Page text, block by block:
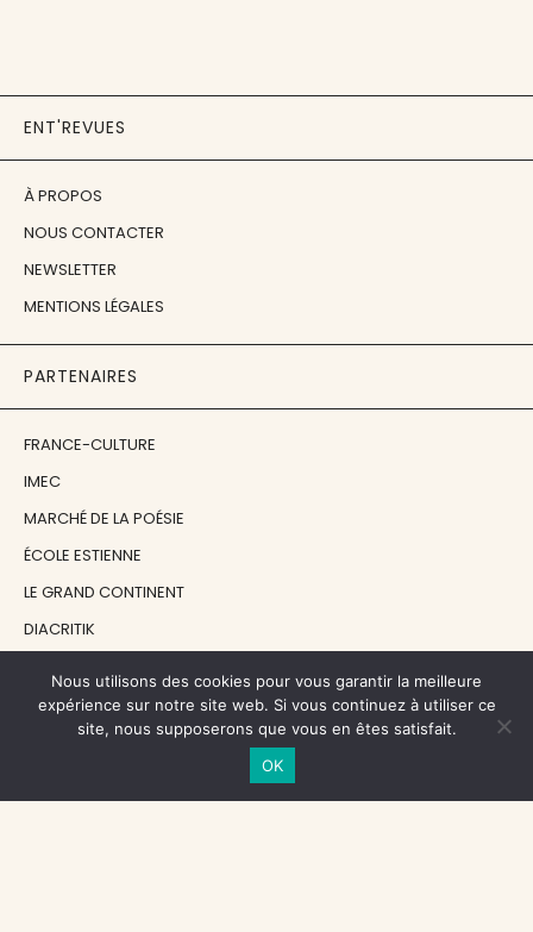
ENT'REVUES
À PROPOS
NOUS CONTACTER
NEWSLETTER
MENTIONS LÉGALES
PARTENAIRES
FRANCE-CULTURE
IMEC
MARCHÉ DE LA POÉSIE
ÉCOLE ESTIENNE
LE GRAND CONTINENT
DIACRITIK
NOS SOUTIENS
CENTRE NATIONAL DU LIVRE
Nous utilisons des cookies pour vous garantir la meilleure
expérience sur notre site web. Si vous continuez à utiliser ce
site, nous supposerons que vous en êtes satisfait.
OK